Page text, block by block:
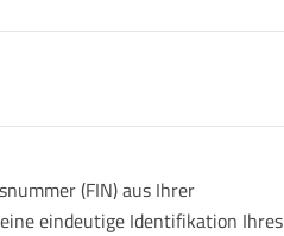
(FIN) aus Ihrer
eindeutige Identifikation Ihres